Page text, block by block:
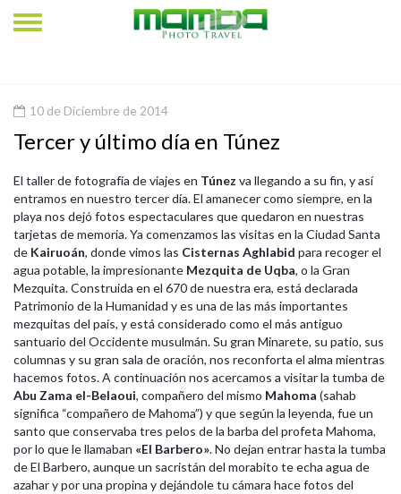
10 de Diciembre de 2014
Tercer y último día en Túnez
El taller de fotografía de viajes en Túnez va llegando a su fin, y así
entramos en nuestro tercer día. El amanecer como siempre, en la
playa nos dejó fotos espectaculares que quedaron en nuestras
tarjetas de memoria. Ya comenzamos las visitas en la Ciudad Santa
de Kairuoán, donde vimos las Cisternas Aghlabid para recoger el
agua potable, la impresionante Mezquita de Uqba, o la Gran
Mezquita. Construida en el 670 de nuestra era, está declarada
Patrimonio de la Humanidad y es una de las más importantes
mezquitas del país, y está considerado como el más antiguo
santuario del Occidente musulmán. Su gran Minarete, su patio, sus
columnas y su gran sala de oración, nos reconforta el alma mientras
hacemos fotos. A continuación nos acercamos a visitar la tumba de
Abu Zama el-Belaoui, compañero del mismo Mahoma (sahab
significa “compañero de Mahoma”) y que según la leyenda, fue un
santo que conservaba tres pelos de la barba del profeta Mahoma,
por lo que le llamaban «El Barbero». No dejan entrar hasta la tumba
de El Barbero, aunque un sacristán del morabito te echa agua de
azahar y por una propina y dejándole tu cámara hace fotos del